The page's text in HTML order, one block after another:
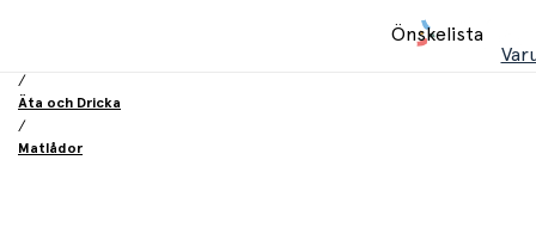
Önskelista
/
Äta och Dricka
/
Matlådor